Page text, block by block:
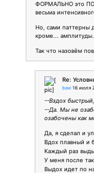
ФОРМАЛЬНО это
весьма
Но, сами паттерны
кроме... амплитуды.
Так что назовём
Re:
bavi 16 июля
--Вздох
--Да. Мы не
озабочены как
Да, я сделал и
Вдох плавный и
Каждый раз
У меня после
Выдох идет по